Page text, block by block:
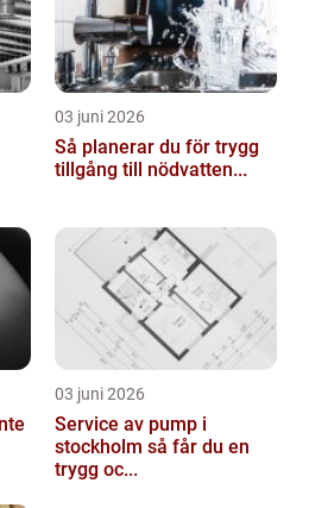
03 juni 2026
Så planerar du för trygg
tillgång till nödvatten...
03 juni 2026
Service av pump i
stockholm så får du en
trygg oc...